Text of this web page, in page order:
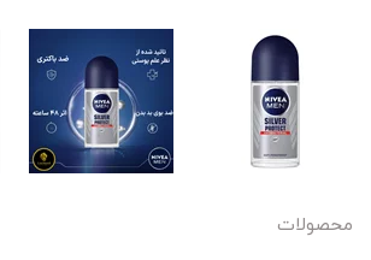
محصولات